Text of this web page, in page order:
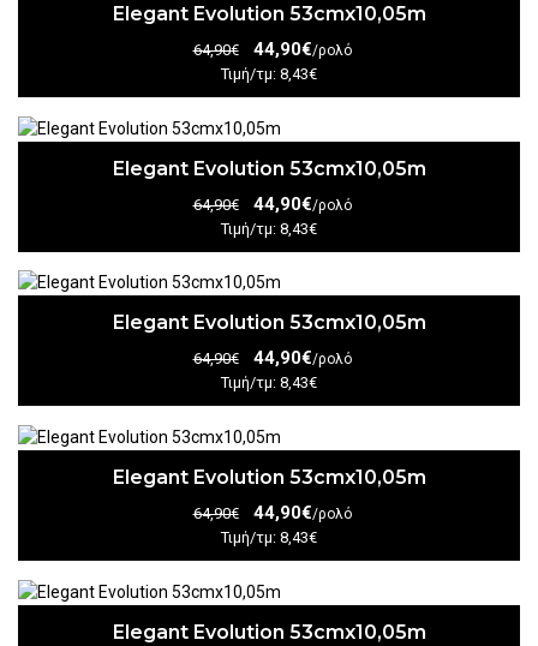
Elegant Evolution 53cmx10,05m
64,90€ 44,90€/ρολό
Τιμή/τμ: 8,43€
Elegant Evolution 53cmx10,05m
64,90€ 44,90€/ρολό
Τιμή/τμ: 8,43€
Elegant Evolution 53cmx10,05m
64,90€ 44,90€/ρολό
Τιμή/τμ: 8,43€
Elegant Evolution 53cmx10,05m
64,90€ 44,90€/ρολό
Τιμή/τμ: 8,43€
Elegant Evolution 53cmx10,05m